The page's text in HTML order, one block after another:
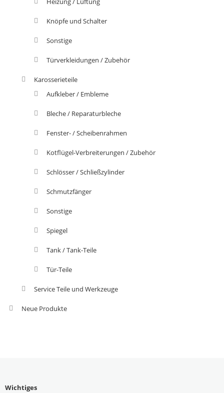
Knöpfe und Schalter
Sonstige
Türverkleidungen / Zubehör
Karosserieteile
Aufkleber / Embleme
Bleche / Reparaturbleche
Fenster- / Scheibenrahmen
Kotflügel-Verbreiterungen / Zubehör
Schlösser / Schließzylinder
Schmutzfänger
Sonstige
Spiegel
Tank / Tank-Teile
Tür-Teile
Service Teile und Werkzeuge
Neue Produkte
Wichtiges